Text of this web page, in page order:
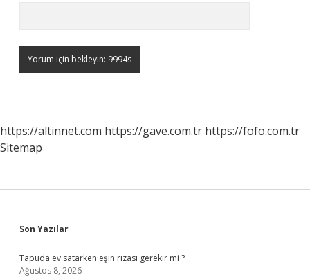
https://altinnet.com https://gave.com.tr https://fofo.com.tr
Sitemap
Sidebar
Son Yazılar
Tapuda ev satarken eşin rızası gerekir mi ?
Ağustos 8, 2026